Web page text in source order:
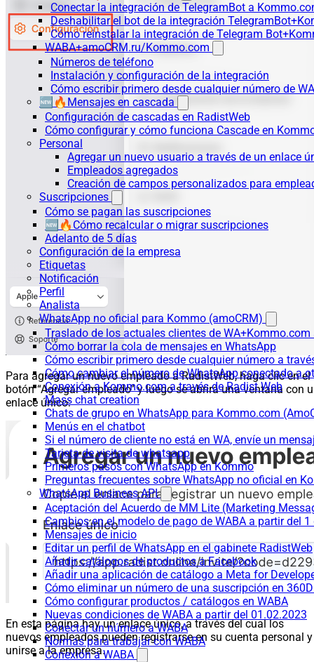
Conectar la integración de TelegramBot a
Deshabilitar el bot de la integración
Cómo reinstalar la integración de Telegram
WABA+amoCRM.ru/Kommo.com
Números de teléfono
Instalación y configuración de la integración
Cómo escribir primero desde cualquier número de
🆕🔥Mensajes en cascada
Configuración de cascadas en RadistWeb
Cómo configurar y cómo funciona Cascade en
Personal
Agregar un nuevo usuario a través de un enlace
Empleados agregados
Creación de campos personalizados para
Suscripciones
Cómo se pagan las suscripciones
🆕🔥Cómo recalcular o migrar suscripciones
Adelanto de 5 días
Configuración de la empresa
Etiquetas
Notificación
Perfil
Analista
WhatsApp no oficial para Kommo (amoCRM)
Traslado de los actuales clientes de
Cómo borrar la cola de mensajes en WhatsApp
Cómo escribir primero desde cualquier número a
Cómo cambiar el número de WhatsApp conectado a
Conexión a Kommo.com a través de Radist Web
Mass chat creation
Chats de grupo en WhatsApp para Kommo.com
Menús en el chatbot
Si el número de cliente no está en WA, envíe un
Tarjeta de visita de whatsapp
Primeros pasos con WhatsApp en Kommo
Preguntas frecuentes sobre WhatsApp no oficial en
WhatsApp Business API
Aceptación del Acuerdo de MM Lite (Marketing
Cambios en el modelo de pago de WABA a partir del
Mensajes de inicio
Editar un perfil de WhatsApp en el gabinete RadistWeb
Añadir catálogos de productos a Facebook
Añadir una aplicación de catálogo a Meta for
Cómo eliminar un número de una suscripción en
Cómo configurar productos / catálogos en WABA
Nuevas condiciones de WABA a partir del 01.02.2023
Conectar un número a WABA
Normas para trabajar con WABA
Conexión a WABA
Para agregar un nuevo empleado a RadistWeb, haga clic en el
botón “Agregar empleado” y luego se abrirá una ventana con
enlace único:
En esta página hay un enlace único, a través del cual los
nuevos empleados pueden registrarse en su cuenta personal y
unirse a la empresa.